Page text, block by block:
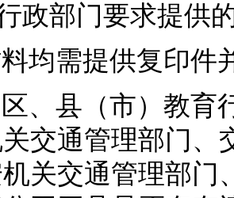
政部门要求提供
均需提供复印件
区、县（市）教
交通管理部门、
机关交通管理部